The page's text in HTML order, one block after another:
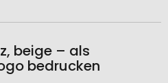
beige – als
bedrucken